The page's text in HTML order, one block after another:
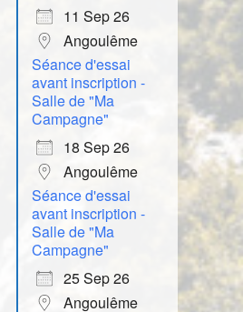
11 Sep 26
Angoulême
Séance d'essai
avant inscription -
Salle de "Ma
Campagne"
18 Sep 26
Angoulême
Séance d'essai
avant inscription -
Salle de "Ma
Campagne"
25 Sep 26
Angoulême